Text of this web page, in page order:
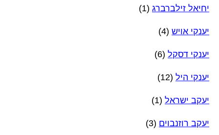
יחיאל זילברברג (1)
יענקי אויש (4)
יענקי דסקל (6)
יענקי היל (12)
יעקב ישראל (1)
יעקב רוזנבוים (3)